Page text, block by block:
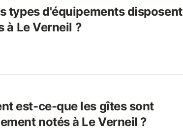
types d'équipements disposent
à Le Verneil ?
est-ce-que les gîtes sont
notés à Le Verneil ?